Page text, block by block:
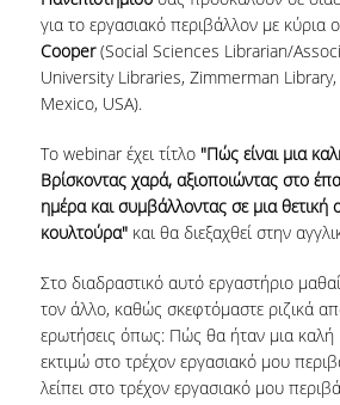
για το εργασιακό περιβάλλον με κύρια
Cooper(Social Sciences Librarian/
University Libraries, Zimmerman
Mexico, USA).
Το webinar έχει τίτλο "Πώς είναι μια
Βρίσκοντας χαρά, αξιοποιώντας στο
ημέρα και συμβάλλοντας σε μια θετική
κουλτούρα" και θα διεξαχθεί στην
Στο διαδραστικό αυτό εργαστήριο
τον άλλο, καθώς σκεφτόμαστε ριζικά
ερωτήσεις όπως: Πώς θα ήταν μια καλή
εκτιμώ στο τρέχον εργασιακό μου
λείπει στο τρέχον εργασιακό μου